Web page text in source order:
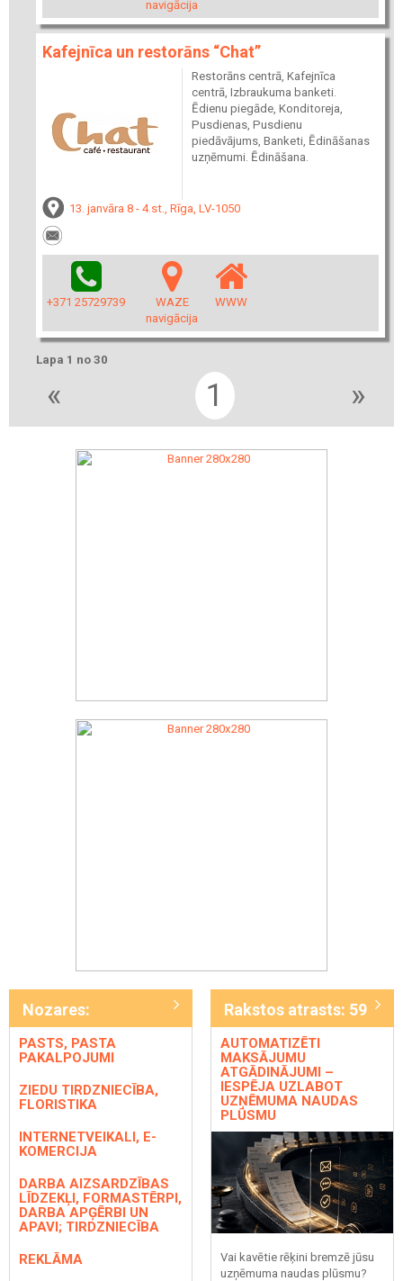
navigācija
Kafejnīca un restorāns “Chat”
Restorāns centrā, Kafejnīca
centrā, Izbraukuma banketi.
Ēdienu piegāde, Konditoreja,
Pusdienas, Pusdienu
piedāvājums, Banketi, Ēdināšanas
uzņēmumi. Ēdināšana.
13. janvāra 8 - 4.st., Rīga, LV-1050
+371 25729739
WAZE
navigācija
WWW
Lapa 1 no 30
« 1 »
Nozares:
PASTS, PASTA
PAKALPOJUMI
ZIEDU TIRDZNIECĪBA,
FLORISTIKA
INTERNETVEIKALI, E-
KOMERCIJA
DARBA AIZSARDZĪBAS
LĪDZEKĻI, FORMASTĒRPI,
DARBA APĢĒRBI UN
APAVI; TIRDZNIECĪBA
REKLĀMA
Rakstos atrasts: 59
AUTOMATIZĒTI
MAKSĀJUMU
ATGĀDINĀJUMI –
IESPĒJA UZLABOT
UZŅĒMUMA NAUDAS
PLŪSMU
Vai kavētie rēķini bremzē jūsu
uzņēmuma naudas plūsmu?